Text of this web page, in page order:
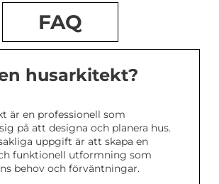
FAQ
husarkitekt?
är en professionell som
på att designa och planera hus.
uppgift är att skapa en
funktionell utformning som
behov och förväntningar.